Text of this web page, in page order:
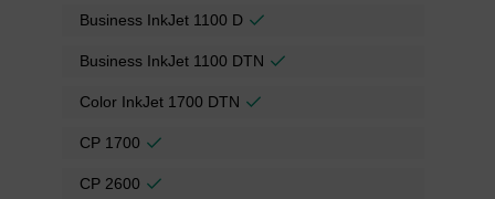
Business InkJet 1100 D
Business InkJet 1100 DTN
Color InkJet 1700 DTN
CP 1700
CP 2600